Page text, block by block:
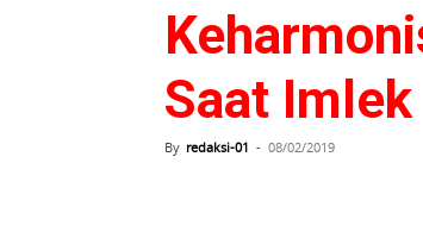
Saat Imlek
By redaksi-01 - 08/02/2019